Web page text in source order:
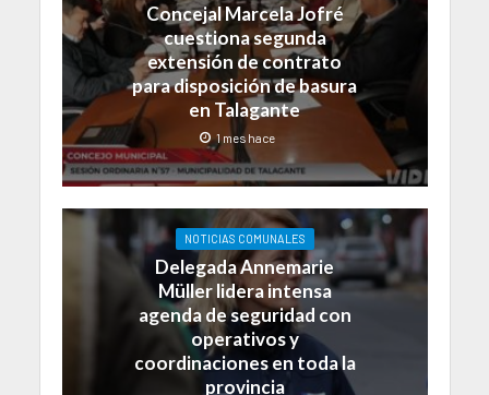
Concejal Marcela Jofré
cuestiona segunda
extensión de contrato
para disposición de basura
en Talagante
1 mes hace
NOTICIAS COMUNALES
Delegada Annemarie
Müller lidera intensa
agenda de seguridad con
operativos y
coordinaciones en toda la
provincia